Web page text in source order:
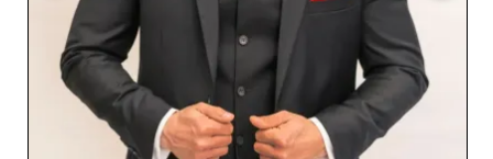
opérationnelle et leur compréhension des besoins des
revendeurs, Aljeka Grupa s'affirme comme un choix
incontournable pour ceux qui souhaitent enrichir leur
offre avec des produits prestigieux pour hommes.
Rejoignez le réseau de partenaires Aljeka Grupa et
bénéficiez des avantages d'une collaboration fructueuse
et durable.